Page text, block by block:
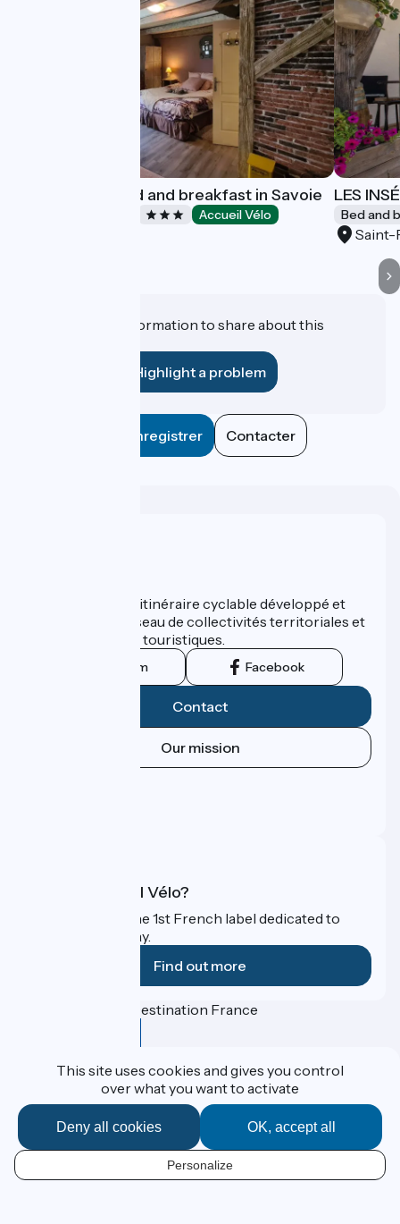
EN
Le Doux Nid : bed and breakfast in Savoie
Accueil Vélo
LES
Bed and
Do you have information to share about this
Highlight a problem
Enregistrer Contacter
ViaRhôna est un itinéraire cyclable développé et
promu par un réseau de collectivités territoriales et
leurs institutions touristiques.
Instagram Facebook
Contact
Our mission
What is Accueil Vélo?
Accueil Vélo is the 1st French label dedicated to
cyclists on holiday.
Find out more
Funded as part of Destination France
Espace Presse
Legal notice
Personal data
Réalisation :
et France Vélo Tourisme
This site uses cookies and gives you control
over what you want to activate
OK, accept all
Deny all cookies
Personalize